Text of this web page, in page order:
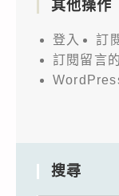
其他操作
登入
訂
訂閱留言
搜尋